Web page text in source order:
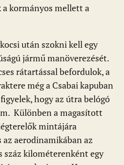
kormányos mellett a
után szokni kell egy
jármű manöverezését.
rátartással befordulok, a
még a Csabai kapuban
hogy az útra belógó
Különben a magasított
mintájára
aerodinamikában az
száz kilométerenként egy